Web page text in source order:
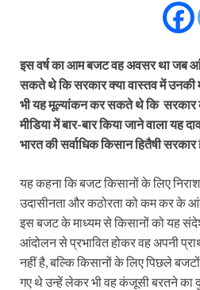
इस वर्ष का आम बजट वह अवसर था जब
सकते थे कि सरकार क्या वास्तव में उनकी
भी यह मूल्यांकन कर सकते थे कि सरकार के
मीडिया में बार-बार किया जाने वाला यह
भारत की सर्वाधिक किसान हितैषी
यह कहना कि बजट किसानों के लिए
उदासीनता और कठोरता को कम कर के
इस बजट के माध्यम से किसानों को यह
आंदोलन से प्रभावित होकर वह अपनी
नहीं है, बल्कि किसानों के लिए पिछले
गए थे उन्हें लेकर भी वह कंजूसी बरतने का